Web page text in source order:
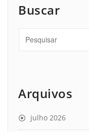
Buscar
Arquivos
julho 2026